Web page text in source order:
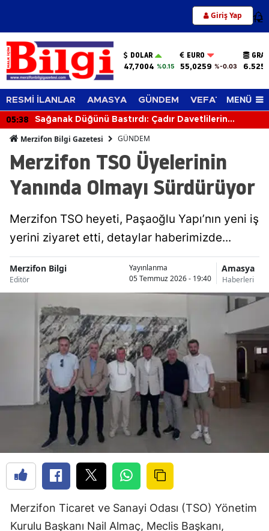
Giriş Yap 12
DOLAR
47,7004 %0.15
EURO
55,0259 %-0.03
RESMİ İLANLAR AMASYA GÜNDEM VEFAT EDENLER
MENÜ
05:38
Sağanak Düğünü Bastırdı: Çadır Davetlilerin
Merzifon Bilgi Gazetesi GÜNDEM
Merzifon TSO Üyelerinin
Yanında Olmayı Sürdürüyor
Merzifon TSO heyeti, Paşaoğlu Yapı’nın yeni iş
yerini ziyaret etti, detaylar haberimizde...
Merzifon Bilgi
Editör
Yayınlanma
05 Temmuz 2026 - 19:40
Amasya
Haberleri
Merzifon Ticaret ve Sanayi Odası (TSO) Yönetim
Kurulu Başkanı Nail Almaç, Meclis Başkanı,